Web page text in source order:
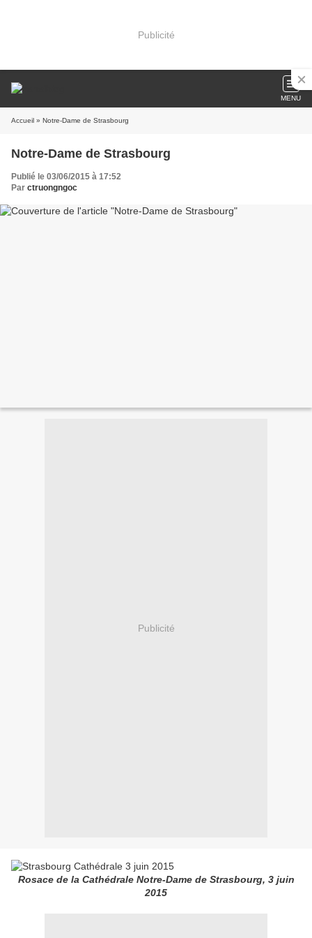
Publicité
MENU
Accueil » Notre-Dame de Strasbourg
Notre-Dame de Strasbourg
Publié le 03/06/2015 à 17:52
Par ctruongngoc
Publicité
Rosace de la Cathédrale Notre-Dame de Strasbourg, 3 juin
2015